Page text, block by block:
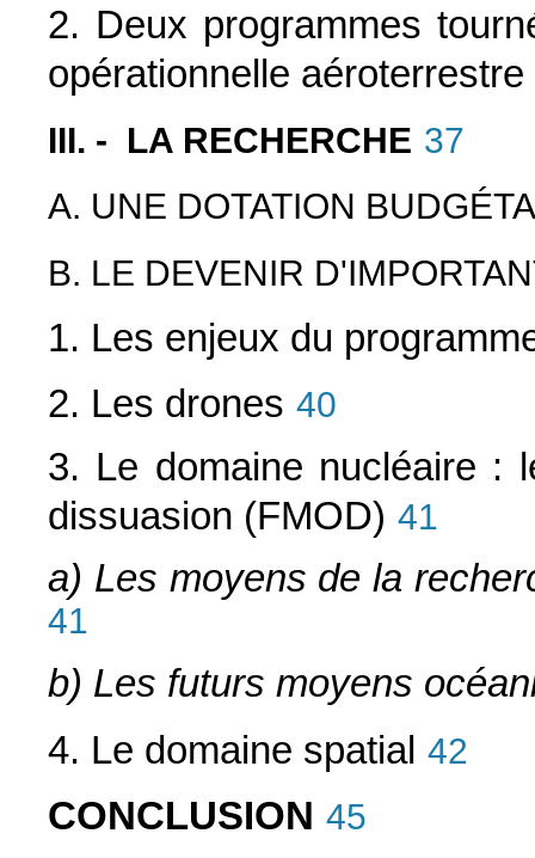
2. Deux programmes
opérationnelle aéroterrestre
III. - LA RECHERCHE 37
A. UNE DOTATION
B. LE DEVENIR
1. Les enjeux du
2. Les drones 40
3. Le domaine nucléaire :
dissuasion (FMOD) 41
a) Les moyens de la
41
b) Les futurs moyens
4. Le domaine spatial 42
CONCLUSION 45